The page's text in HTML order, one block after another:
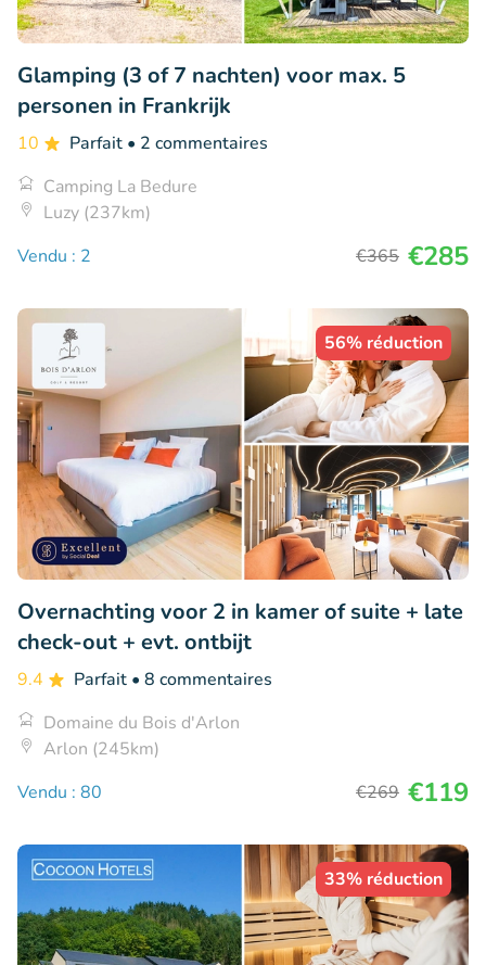
Glamping (3 of 7 nachten) voor max. 5
personen in Frankrijk
10 Parfait • 2 commentaires
Camping La Bedure
Luzy (237km)
Vendu : 2
€365 €285
56% réduction
Overnachting voor 2 in kamer of suite + late
check-out + evt. ontbijt
9.4 Parfait • 8 commentaires
Domaine du Bois d'Arlon
Arlon (245km)
Vendu : 80
€269 €119
33% réduction